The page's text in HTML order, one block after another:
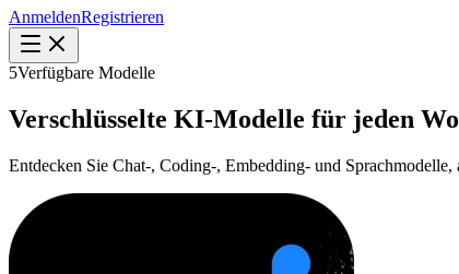
AnmeldenRegistrieren
5Verfügbare Modelle
Verschlüsselte KI-Modelle für jeden
Entdecken Sie Chat-, Coding-, Embedding- und